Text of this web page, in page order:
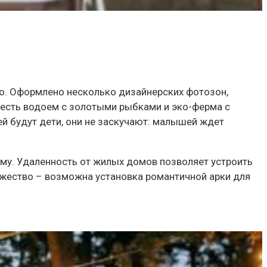
Оформлено несколько дизайнерских фотозон,
водоем с золотыми рыбками и эко-ферма с
будут дети, они не заскучают: малышей ждет
Удаленность от жилых домов позволяет устроить
– возможна установка романтичной арки для